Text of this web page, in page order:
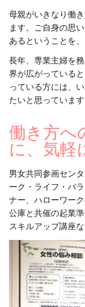
母親がいきなり働
ます。ご自身の思
あるということを
長年、専業主婦を
界が広がっている
っている方には、
たいと思っています
働き方へ
に、気軽
男女共同参画セン
ーク・ライフ・バ
ナー、ハローワー
公庫と共催の起業
スキルアップ講座な